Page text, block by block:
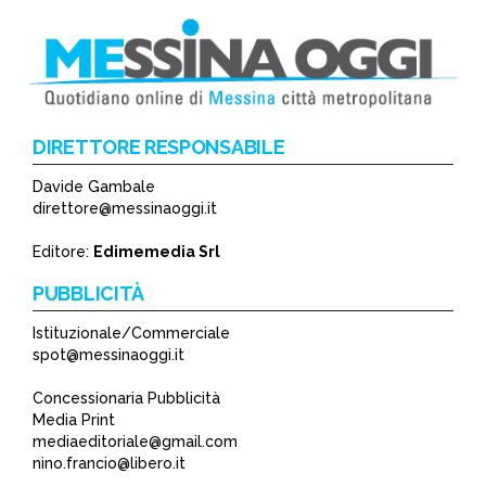
DIRETTORE RESPONSABILE
Davide Gambale
direttore@messinaoggi.it
Editore: Edimemedia Srl
PUBBLICITÀ
Istituzionale/Commerciale
spot@messinaoggi.it
Concessionaria Pubblicità
Media Print
mediaeditoriale@gmail.com
nino.francio@libero.it